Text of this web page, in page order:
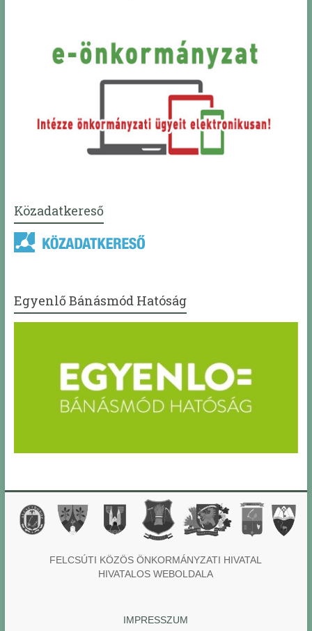
Közadatkereső
Egyenlő Bánásmód Hatóság
FELCSÚTI KÖZÖS ÖNKORMÁNYZATI HIVATAL
HIVATALOS WEBOLDALA
IMPRESSZUM